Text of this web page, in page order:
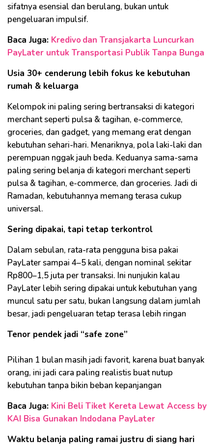
sifatnya esensial dan berulang, bukan untuk
pengeluaran impulsif.
Baca Juga: Kredivo dan Transjakarta Luncurkan
PayLater untuk Transportasi Publik Tanpa Bunga
Usia 30+ cenderung lebih fokus ke kebutuhan
rumah & keluarga
Kelompok ini paling sering bertransaksi di kategori
merchant seperti pulsa & tagihan, e-commerce,
groceries, dan gadget, yang memang erat dengan
kebutuhan sehari-hari. Menariknya, pola laki-laki dan
perempuan nggak jauh beda. Keduanya sama-sama
paling sering belanja di kategori merchant seperti
pulsa & tagihan, e-commerce, dan groceries. Jadi di
Ramadan, kebutuhannya memang terasa cukup
universal.
Sering dipakai, tapi tetap terkontrol
Dalam sebulan, rata-rata pengguna bisa pakai
PayLater sampai 4–5 kali, dengan nominal sekitar
Rp800–1,5 juta per transaksi. Ini nunjukin kalau
PayLater lebih sering dipakai untuk kebutuhan yang
muncul satu per satu, bukan langsung dalam jumlah
besar, jadi pengeluaran tetap terasa lebih ringan
Tenor pendek jadi “safe zone”
Pilihan 1 bulan masih jadi favorit, karena buat banyak
orang, ini jadi cara paling realistis buat nutup
kebutuhan tanpa bikin beban kepanjangan
Baca Juga: Kini Beli Tiket Kereta Lewat Access by
KAI Bisa Gunakan Indodana PayLater
Waktu belanja paling ramai justru di siang hari